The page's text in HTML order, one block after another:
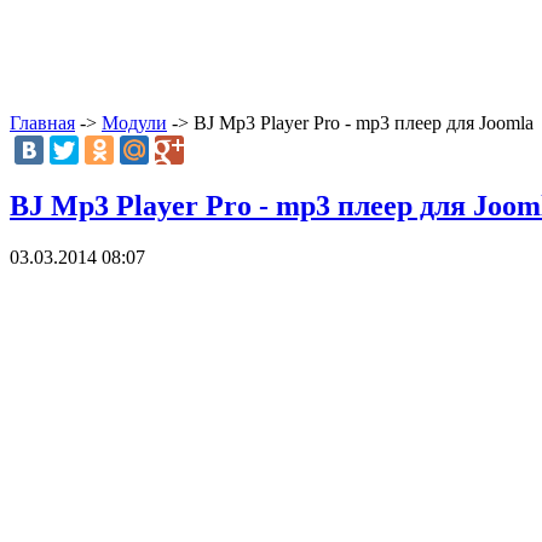
Главная -> Модули -> BJ Mp3 Player Pro - mp3 плеер для Joomla
BJ Mp3 Player Pro - mp3 плеер для
03.03.2014 08:07